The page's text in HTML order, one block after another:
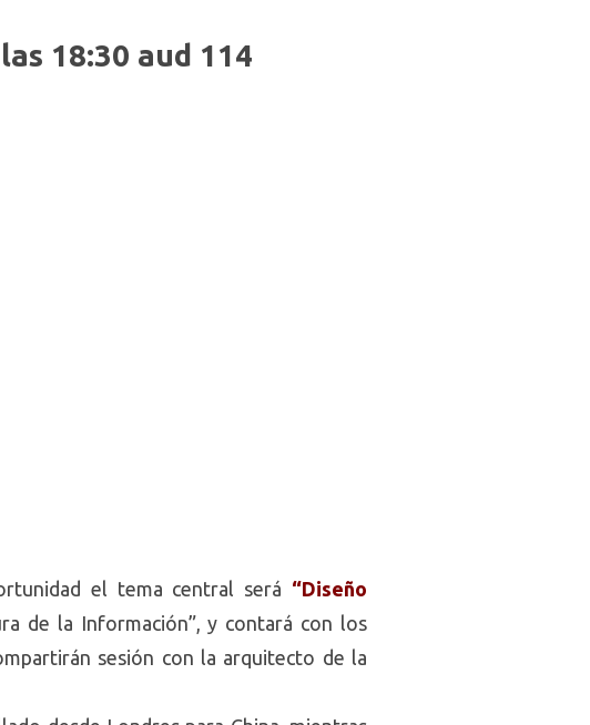
18:30 aud 114
el tema central será “Diseño
de la Información”, y contará con los
sesión con la arquitecto de la